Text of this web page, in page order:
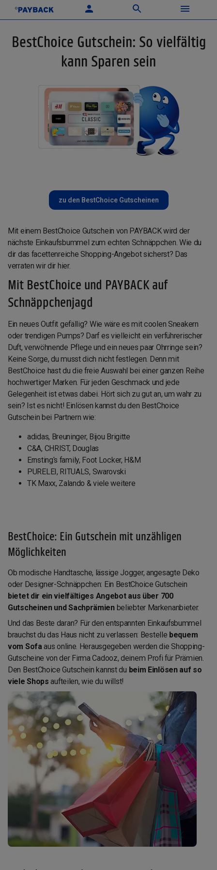
BestChoice Gutschein: So vielfältig
kann Sparen sein
zu den BestChoice Gutscheinen
Mit einem BestChoice Gutschein von PAYBACK wird der
nächste Einkaufsbummel zum echten Schnäppchen. Wie du
dir das facettenreiche Shopping-Angebot sicherst? Das
verraten wir dir hier.
Mit BestChoice und PAYBACK auf
Schnäppchenjagd
Ein neues Outfit gefällig? Wie wäre es mit coolen Sneakern
oder trendigen Pumps? Darf es vielleicht ein verführerischer
Duft, verwöhnende Pflege und ein neues paar Ohrringe sein?
Keine Sorge, du musst dich nicht festlegen. Denn mit
BestChoice hast du die freie Auswahl bei einer ganzen Reihe
hochwertiger Marken. Für jeden Geschmack und jede
Gelegenheit ist etwas dabei. Hört sich zu gut an, um wahr zu
sein? Ist es nicht! Einlösen kannst du den BestChoice
Gutschein bei Partnern wie:
adidas, Breuninger, Bijou Brigitte
C&A, CHRIST, Douglas
Ernsting's family, Foot Locker, H&M
PURELEI, RITUALS, Swarovski
TK Maxx, Zalando & viele weitere
BestChoice: Ein Gutschein mit unzähligen
Möglichkeiten
Ob modische Handtasche, lässige Jogger, angesagte Deko
oder Designer-Schnäppchen: Ein BestChoice Gutschein
bietet dir ein vielfältiges Angebot aus über 700
Gutscheinen und Sachprämienbeliebter Markenanbieter.
Und das Beste daran? Für den entspannten Einkaufsbummel
brauchst du das Haus nicht zu verlassen: Bestelle bequem
vom Sofa aus online. Herausgegeben werden die Shopping-
Gutscheine von der Firma Cadooz, deinem Profi für Prämien.
Den BestChoice Gutschein kannst du beim Einlösen auf so
viele Shops aufteilen, wie du willst!